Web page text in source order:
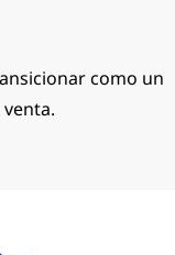
como un